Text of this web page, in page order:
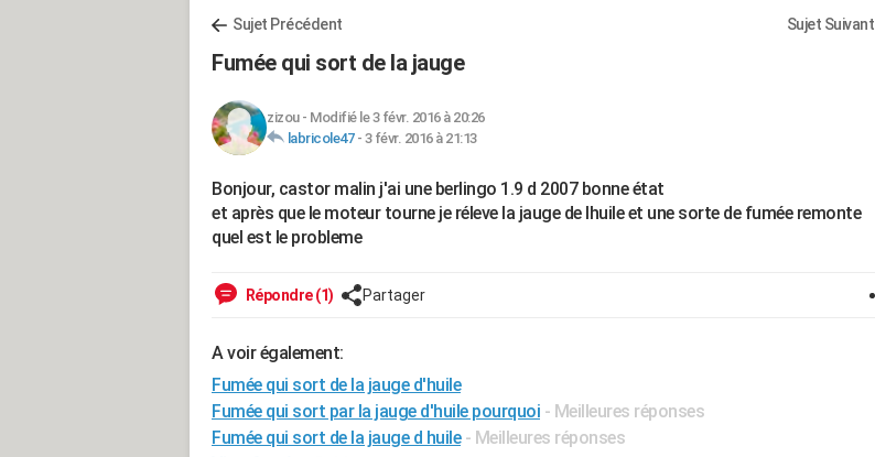
Sujet Précédent Sujet Suivant
Fumée qui sort de la jauge
zizou- Modifié le 3 févr. 2016 à 20:26
labricole47- 3 févr. 2016 à 21:13
Bonjour, castor malin j'ai une berlingo 1.9 d 2007 bonne état
et après que le moteur tourne je réleve la jauge de lhuile et une sorte de fumée remonte
quel est le probleme
Répondre (1) Partager
A voir également:
Fumée qui sort de la jauge d'huile
Fumée qui sort par la jauge d'huile pourquoi - Meilleures réponses
Fumée qui sort de la jauge d huile - Meilleures réponses